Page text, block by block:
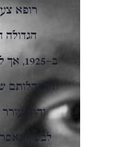
רופא
ב-
והתנהלותם
והוא